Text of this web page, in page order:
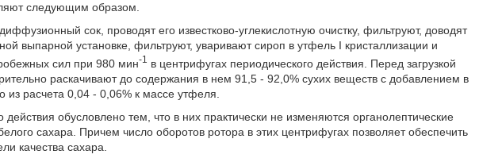
следующим образом.
сок, проводят его известково-углекислотную очистку, фильтруют, доводят
выпарной установке, фильтруют, уваривают сироп в утфель I кристаллизации и
сил при 980 мин-1
в центрифугах периодического действия. Перед загрузкой
раскачивают до содержания в нем 91,5 - 92,0% сухих веществ с добавлением в
из расчета 0,04 - 0,06% к массе утфеля.
обусловлено тем, что в них практически не изменяются органолептические
сахара. Причем число оборотов ротора в этих центрифугах позволяет обеспечить
качества сахара.